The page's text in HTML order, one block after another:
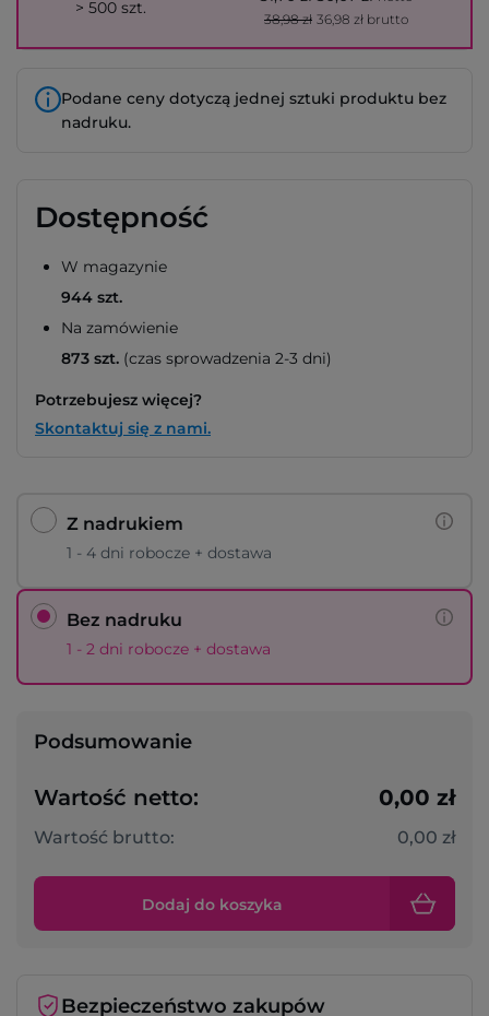
> 500 szt.
38,98 zł 36,98 zł brutto
Podane ceny dotyczą jednej sztuki produktu bez
nadruku.
Dostępność
W magazynie
944 szt.
Na zamówienie
873 szt. (czas sprowadzenia 2-3 dni)
Potrzebujesz więcej?
Skontaktuj się z nami.
Z nadrukiem
1 - 4 dni robocze + dostawa
Bez nadruku
1 - 2 dni robocze + dostawa
Podsumowanie
Wartość netto: 0,00 zł
Wartość brutto: 0,00 zł
Dodaj do koszyka
Bezpieczeństwo zakupów